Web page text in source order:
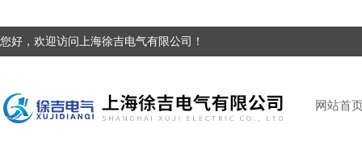
您好，欢迎访问上海徐吉电气有限公司！
网站首